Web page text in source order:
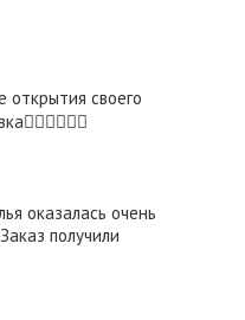
открытия своего
оказалась очень
получили